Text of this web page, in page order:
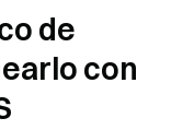
de
con